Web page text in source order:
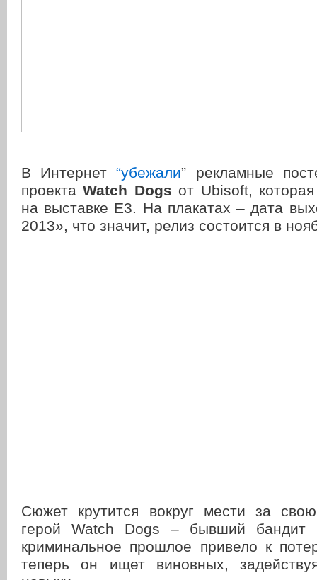
В Интернет“убежали” рекламные
проектаWatch Dogs от Ubisoft,
на выставке Е3. На плакатах – дата
2013», что значит, релиз состоится в
Сюжет крутится вокруг мести за
герой Watch Dogs – бывший бандит
криминальное прошлое привело к
теперь он ищет виновных,